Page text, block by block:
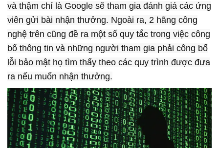
và thậm chí là Google sẽ tham gia đánh giá các ứng
viên gửi bài nhận thưởng. Ngoài ra, 2 hãng công
nghệ trên cũng đề ra một số quy tắc trong việc công
bố thông tin và những người tham gia phải công bố
lỗi bảo mật họ tìm thấy theo các quy trình được đưa
ra nếu muốn nhận thưởng.